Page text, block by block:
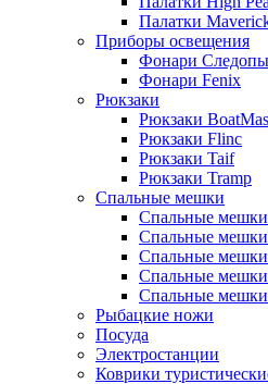
Палатки
Приборы освещения
Фонари
Фонари Fenix
Рюкзаки
Рюкзаки
Рюкзаки Flinc
Рюкзаки Taif
Рюкзаки Tramp
Спальные мешки
Спальные
Спальные
Спальные
Спальные мешки
Спальные мешки
Рыбацкие ножи
Посуда
Электростанции
Коврики